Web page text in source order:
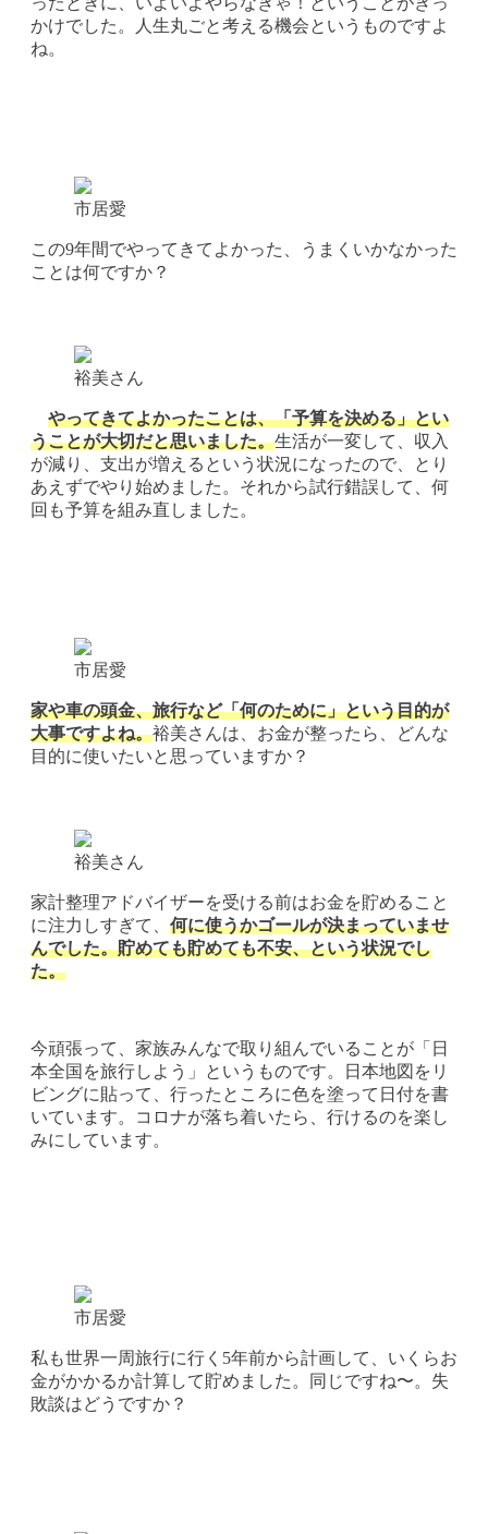
かけでした。人生丸ごと考える機会というものですよ
ね。
市居愛
この9年間でやってきてよかった、うまくいかなかった
ことは何ですか？
裕美さん
やってきてよかったことは、「予算を決める」とい
うことが大切だと思いました。生活が一変して、収入
が減り、支出が増えるという状況になったので、とり
あえずでやり始めました。それから試行錯誤して、何
回も予算を組み直しました。
市居愛
家や車の頭金、旅行など「何のために」という目的が
大事ですよね。裕美さんは、お金が整ったら、どんな
目的に使いたいと思っていますか？
裕美さん
家計整理アドバイザーを受ける前はお金を貯めること
に注力しすぎて、 何に使うかゴールが決まっていませ
んでした。貯めても貯めても不安、という状況でし
た。
今頑張って、家族みんなで取り組んでいることが「日
本全国を旅行しよう」というものです。日本地図をリ
ビングに貼って、行ったところに色を塗って日付を書
いています。コロナが落ち着いたら、行けるのを楽し
みにしています。
市居愛
私も世界一周旅行に行く5年前から計画して、いくらお
金がかかるか計算して貯めました。同じですね〜。失
敗談はどうですか？